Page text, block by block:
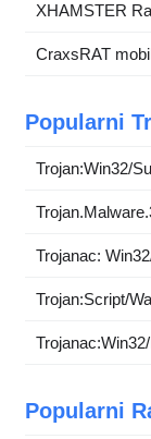
XHAMSTER
CraxsRAT
Popularni
Trojan:Win32/
Trojanac:
Trojan:Script/
Popularni